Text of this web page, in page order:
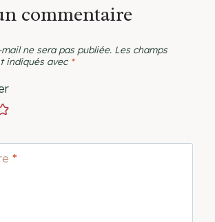
commentaire
ne sera pas publiée. Les champs
indiqués avec *
*